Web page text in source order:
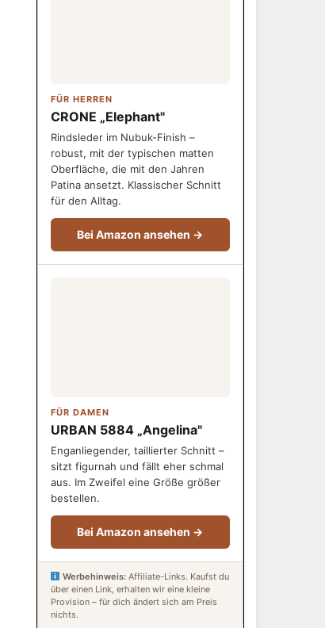
FÜR HERREN
CRONE „Elephant"
Rindsleder im Nubuk-Finish –
robust, mit der typischen matten
Oberfläche, die mit den Jahren
Patina ansetzt. Klassischer Schnitt
für den Alltag.
Bei Amazon ansehen →
FÜR DAMEN
URBAN 5884 „Angelina"
Enganliegender, taillierter Schnitt –
sitzt figurnah und fällt eher schmal
aus. Im Zweifel eine Größe größer
bestellen.
Bei Amazon ansehen →
Werbehinweis: Affiliate-Links. Kaufst du
über einen Link, erhalten wir eine kleine
Provision – für dich ändert sich am Preis
nichts.